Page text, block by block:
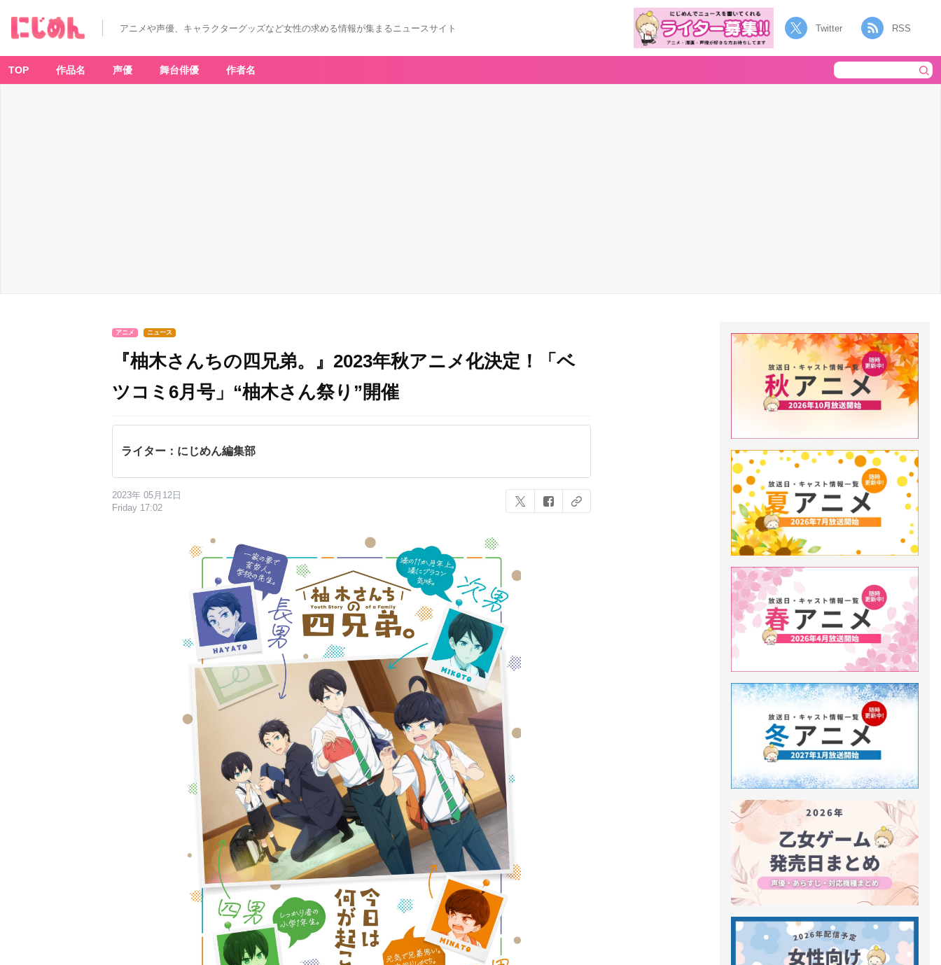
アニメや声優、キャラクターグッズなど女性の求める情報が集まるニュースサイト Twitter RSS
TOP 作品名 声優 舞台俳優 作者名
アニメ ニュース
『柚木さんちの四兄弟。』2023年秋アニメ化決定！「ベ
ツコミ6月号」“柚木さん祭り”開催
ライター：にじめん編集部
2023年 05月12日
Friday 17:02